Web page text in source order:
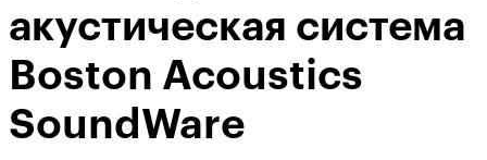
акустическая система
Boston Acoustics
SoundWare